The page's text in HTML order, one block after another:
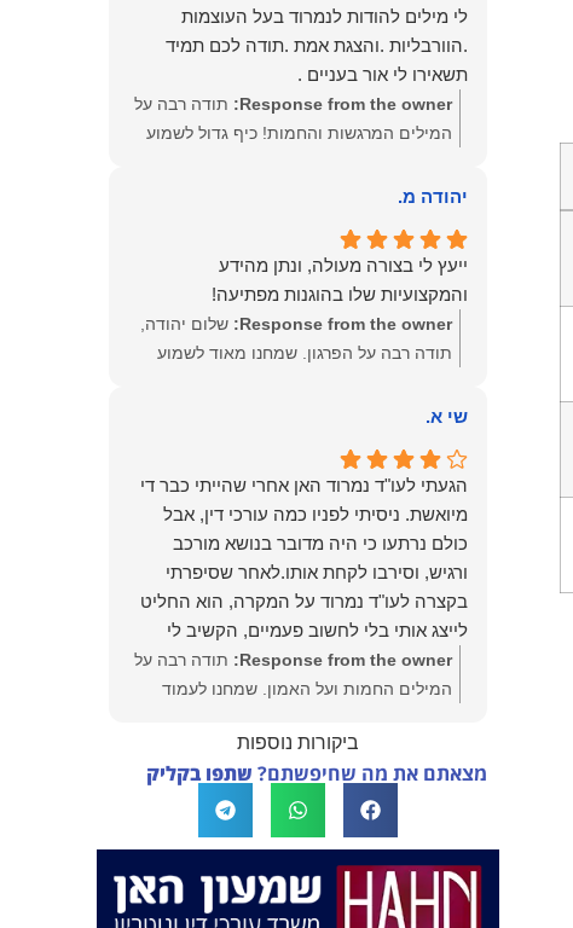
לי מילים להודות לנמרוד בעל העוצמות
.הוורבליות .והצגת אמת .תודה לכם תמיד
תשאירו לי אור בעניים .
Response from the owner:
תודה רבה על
המילים המרגשות והחמות! כיף גדול לשמוע
שווה את הכל. נשמח תמיד לעמוד לרשותך!
יהודה מ.
ייעץ לי בצורה מעולה, ונתן מהידע
והמקצועיות שלו בהוגנות מפתיעה!
Response from the owner:
שלום יהודה,
תודה רבה על הפרגון. שמחנו מאוד לשמוע
הוגנות ומקצועיות הן מעל הכל. נשמח תמיד
שי א.
הגעתי לעו"ד נמרוד האן אחרי שהייתי כבר די
מיואשת. ניסיתי לפניו כמה עורכי דין, אבל
כולם נרתעו כי היה מדובר בנושא מורכב
ורגיש, וסירבו לקחת אותו.לאחר שסיפרתי
בקצרה לעו"ד נמרוד על המקרה, הוא החליט
לייצג אותי בלי לחשוב פעמיים, הקשיב לי
ולקח את התיק שלי פרו בונו מכל הלב.
Response from the owner:
תודה רבה על
המילים החמות ועל האמון. שמחנו לעמוד
המון הצלחה בהמשך. תמיד כאן בשבילך.
בברכה, משרד עו"ד שמעון האן ונוטריון
ביקורות נוספות
מצאתם את מה שחיפשתם? שתפו בקליק